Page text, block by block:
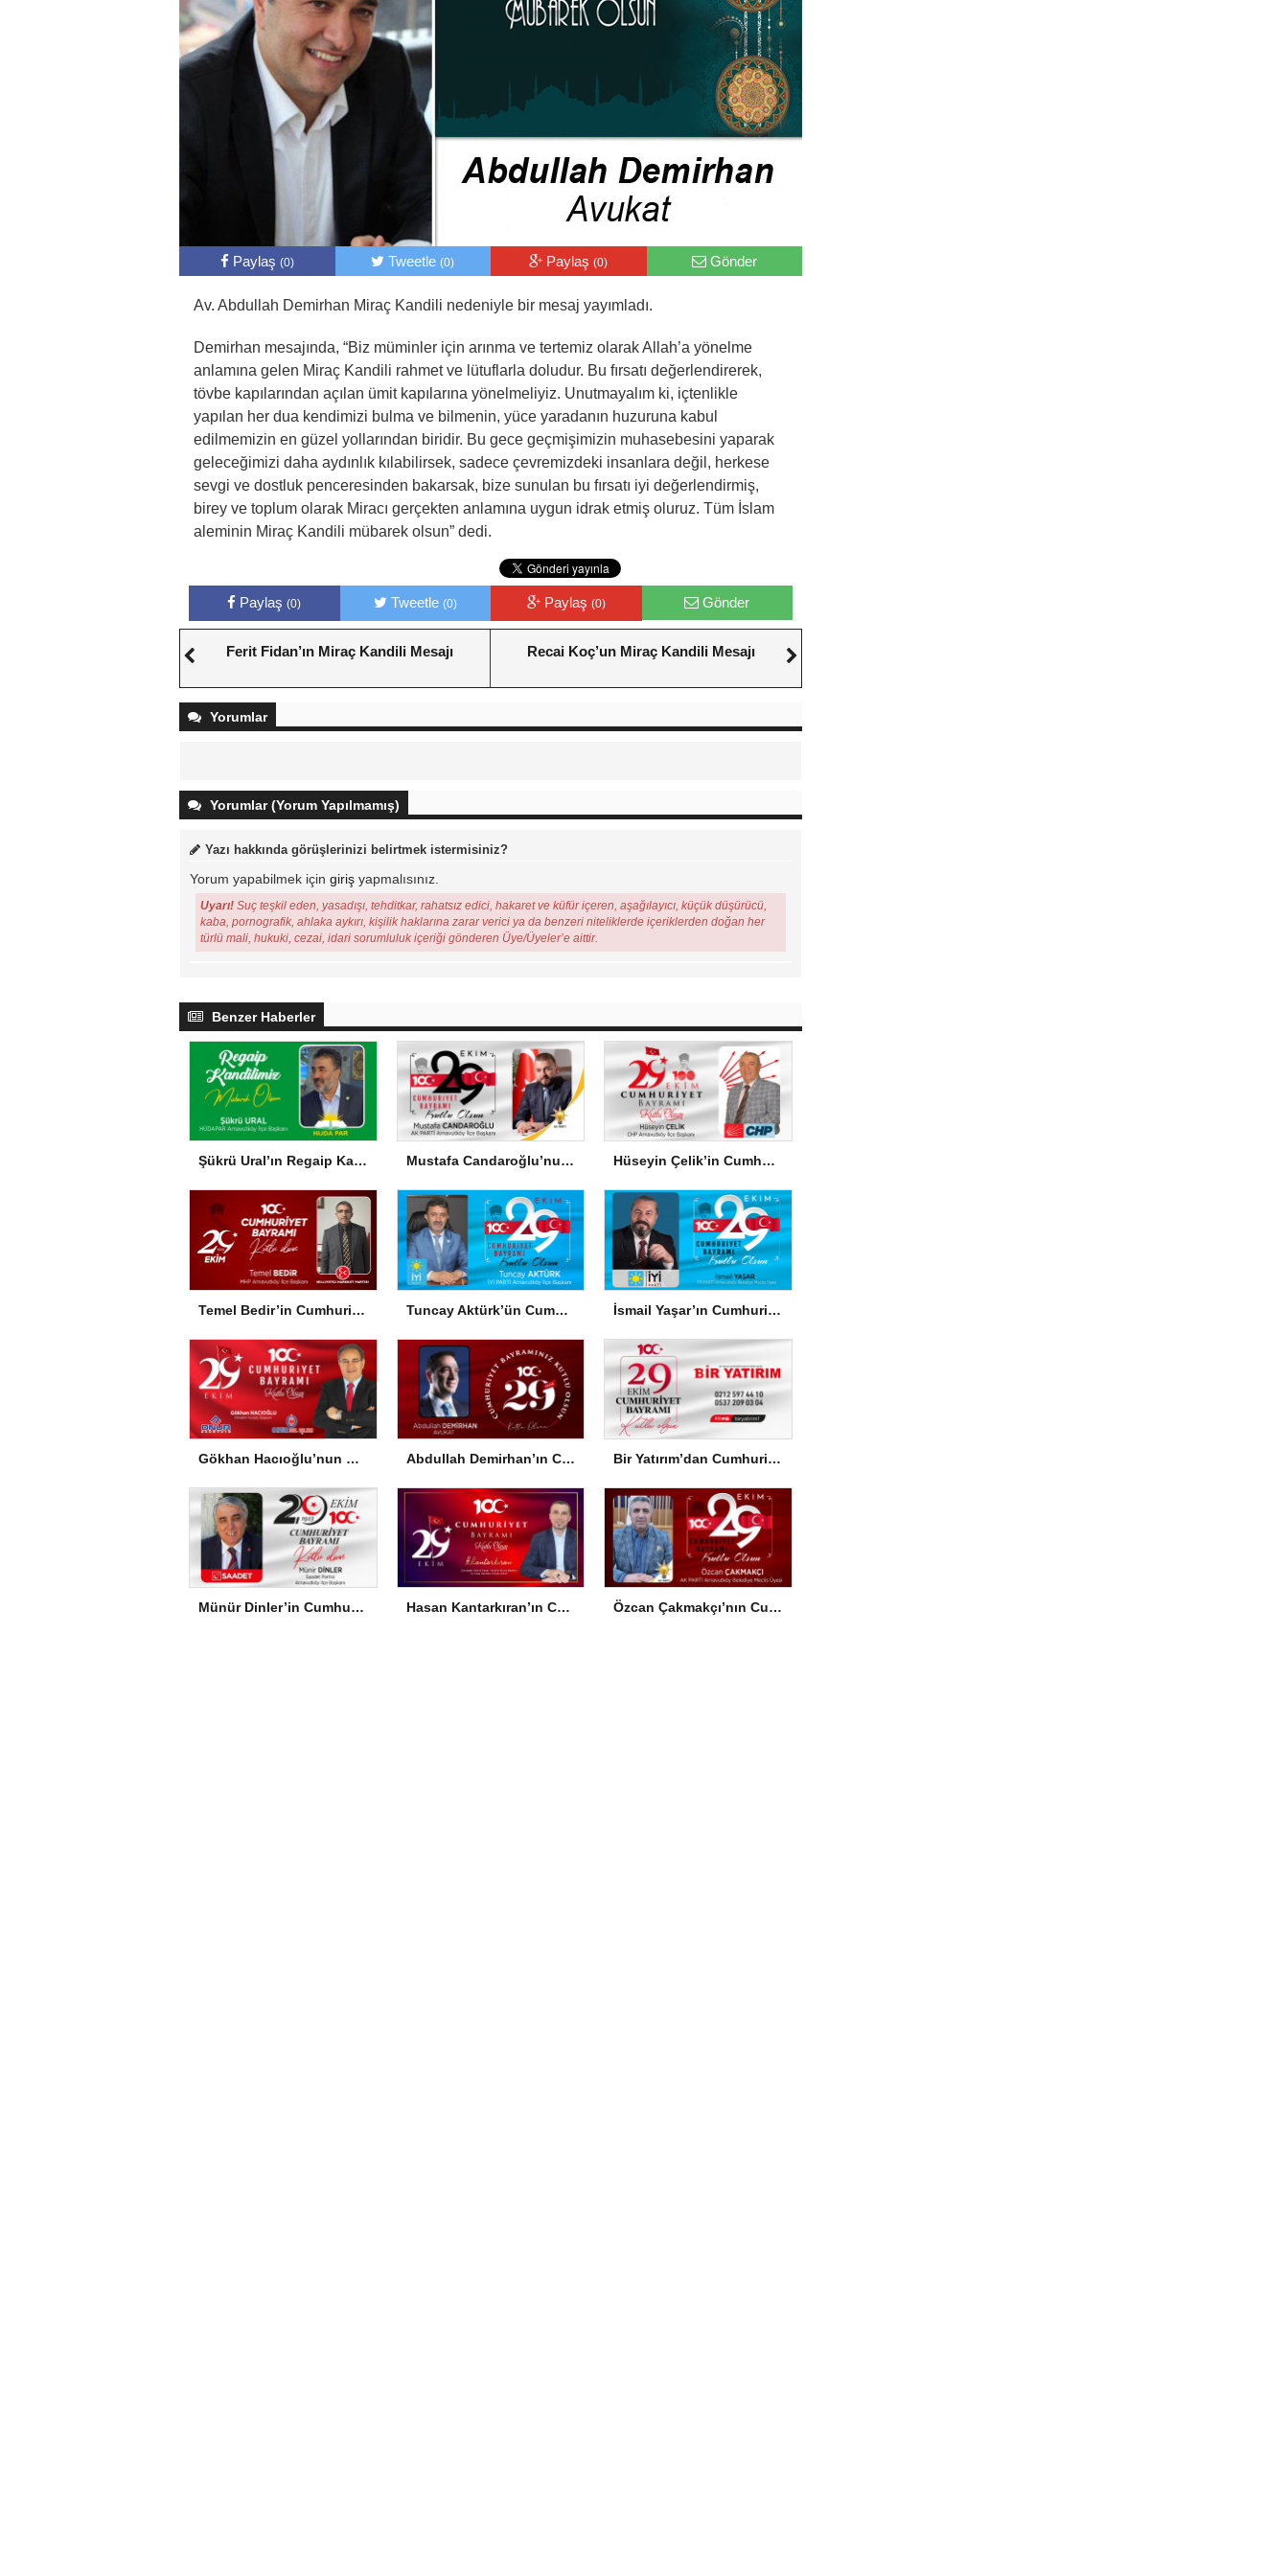
Paylaş (0) Tweetle(0) Paylaş(0) Gönder
Av. Abdullah Demirhan Miraç Kandili nedeniyle bir mesaj yayımladı.
Demirhan mesajında, “Biz müminler için arınma ve tertemiz olarak Allah’a yönelme
anlamına gelen Miraç Kandili rahmet ve lütuflarla doludur. Bu fırsatı değerlendirerek,
tövbe kapılarından açılan ümit kapılarına yönelmeliyiz. Unutmayalım ki, içtenlikle
yapılan her dua kendimizi bulma ve bilmenin, yüce yaradanın huzuruna kabul
edilmemizin en güzel yollarından biridir. Bu gece geçmişimizin muhasebesini yaparak
geleceğimizi daha aydınlık kılabilirsek, sadece çevremizdeki insanlara değil, herkese
sevgi ve dostluk penceresinden bakarsak, bize sunulan bu fırsatı iyi değerlendirmiş,
birey ve toplum olarak Miracı gerçekten anlamına uygun idrak etmiş oluruz. Tüm İslam
aleminin Miraç Kandili mübarek olsun” dedi.
Paylaş(0) Tweetle (0) Paylaş (0) Gönder
Ferit Fidan’ın Miraç Kandili Mesajı Recai Koç’un Miraç Kandili Mesajı
Yorumlar
Yorumlar (Yorum Yapılmamış)
Yazı hakkında görüşlerinizi belirtmek istermisiniz?
Yorum yapabilmek için giriş yapmalısınız.
Uyarı! Suç teşkil eden, yasadışı, tehditkar, rahatsız edici, hakaret ve küfür içeren, aşağılayıcı, küçük düşürücü,
kaba, pornografik, ahlaka aykırı, kişilik haklarına zarar verici ya da benzeri niteliklerde içeriklerden doğan her
türlü mali, hukuki, cezai, idari sorumluluk içeriği gönderen Üye/Üyeler’e aittir.
Benzer Haberler
Şükrü Ural’ın Regaip Kandili Mesajı Mustafa Candaroğlu’nun Cumhuriyet Bayramı Mesajı Hüseyin Çelik’in Cumhuriyet Bayramı Mesajı
Temel Bedir’in Cumhuriyet Bayramı Mesajı Tuncay Aktürk’ün Cumhuriyet Bayramı Mesajı İsmail Yaşar’ın Cumhuriyet Bayramı Mesajı
Gökhan Hacıoğlu’nun Cumhuriyet Bayramı Mesajı Abdullah Demirhan’ın Cumhuriyet Bayramı Mesajı Bir Yatırım’dan Cumhuriyet Bayramı Mesajı
Münür Dinler’in Cumhuriyet Bayramı Mesajı Hasan Kantarkıran’ın Cumhuriyet Bayramı Mesajı Özcan Çakmakçı’nın Cumhuriyet Bayramı Mesajı